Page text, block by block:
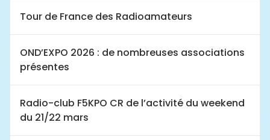
Tour de France des Radioamateurs
OND’EXPO 2026 : de nombreuses associations
présentes
Radio-club F5KPO CR de l’activité du weekend
du 21/22 mars